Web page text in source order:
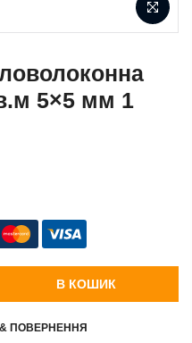
5×5 мм 1
В КОШИК
& ПОВЕРНЕННЯ